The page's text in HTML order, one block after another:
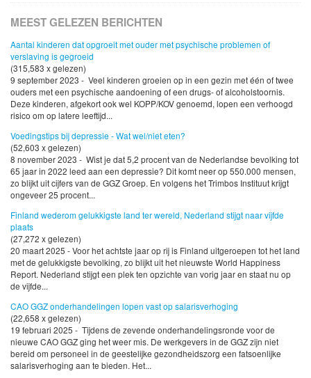
MEEST GELEZEN BERICHTEN
Aantal kinderen dat opgroeit met ouder met psychische problemen of
verslaving is gegroeid
(315,583 x gelezen)
9 september 2023 - Veel kinderen groeien op in een gezin met één of twee
ouders met een psychische aandoening of een drugs- of alcoholstoornis.
Deze kinderen, afgekort ook wel KOPP/KOV genoemd, lopen een verhoogd
risico om op latere leeftijd...
Voedingstips bij depressie - Wat wel/niet eten?
(52,603 x gelezen)
8 november 2023 - Wist je dat 5,2 procent van de Nederlandse bevolking tot
65 jaar in 2022 leed aan een depressie? Dit komt neer op 550.000 mensen,
zo blijkt uit cijfers van de GGZ Groep. En volgens het Trimbos Instituut krijgt
ongeveer 25 procent...
Finland wederom gelukkigste land ter wereld, Nederland stijgt naar vijfde
plaats
(27,272 x gelezen)
20 maart 2025 - Voor het achtste jaar op rij is Finland uitgeroepen tot het land
met de gelukkigste bevolking, zo blijkt uit het nieuwste World Happiness
Report. Nederland stijgt een plek ten opzichte van vorig jaar en staat nu op
de vijfde...
CAO GGZ onderhandelingen lopen vast op salarisverhoging
(22,658 x gelezen)
19 februari 2025 - Tijdens de zevende onderhandelingsronde voor de
nieuwe CAO GGZ ging het weer mis. De werkgevers in de GGZ zijn niet
bereid om personeel in de geestelijke gezondheidszorg een fatsoenlijke
salarisverhoging aan te bieden. Het...